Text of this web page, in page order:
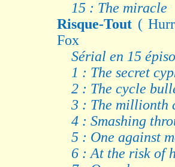
15 : The miracle
Risque-Tout (
Fox
Sérial en 15
1 : The secret
2 : The cycle
3 : The millionth
4 : Smashing
5 : One against
6 : At the risk of